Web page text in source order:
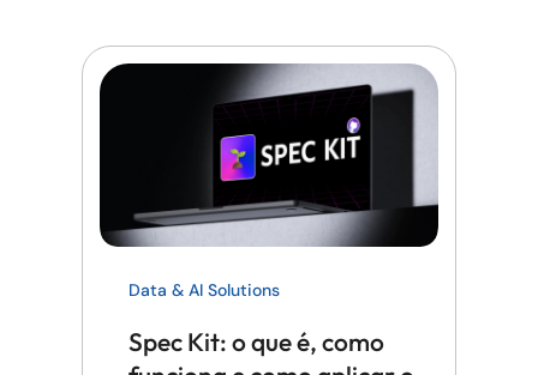
Data & AI Solutions
Spec Kit: o que é, como